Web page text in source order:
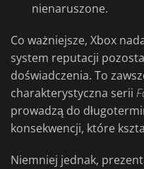
nienaruszone.
Co ważniejsze, Xbox
system reputacji
doświadczenia. To
charakterystyczna serii
prowadzą do
konsekwencji, które
Niemniej jednak,